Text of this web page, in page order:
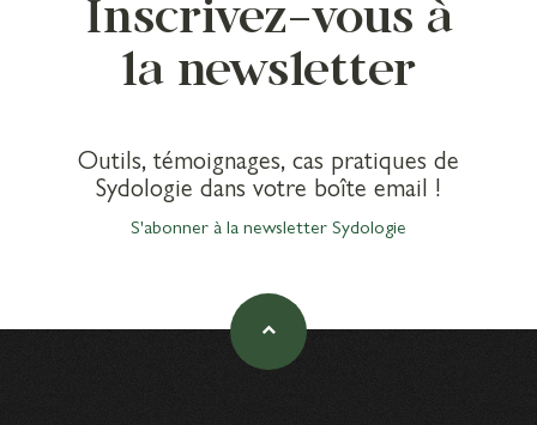
Inscrivez-vous à
la newsletter
Outils, témoignages, cas pratiques de
Sydologie dans votre boîte email !
S'abonner à la newsletter Sydologie